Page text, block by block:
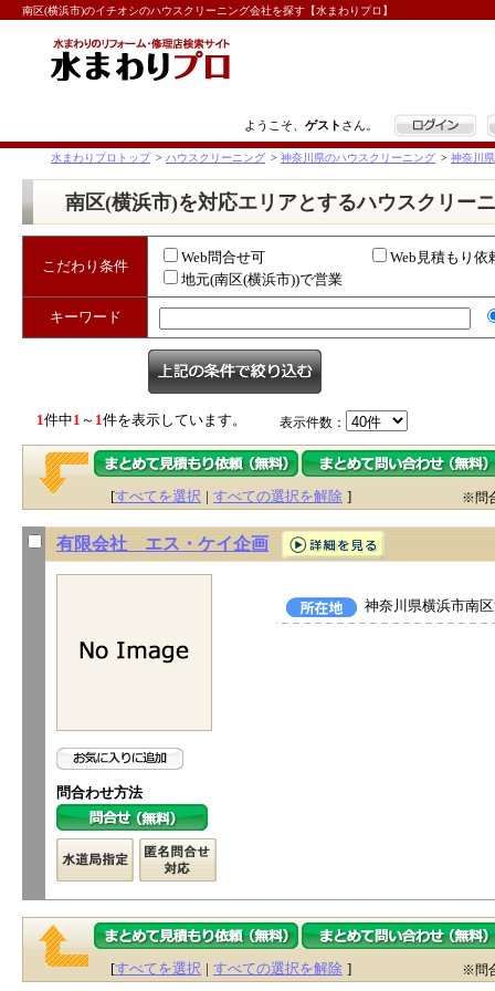
南区(横浜市)のイチオシのハウスクリーニング会社を探す【水まわりプロ】
ようこそ、 ゲスト さん。 ログイン
水まわりプロトップ > ハウスクリーニング > 神奈川県のハウスクリーニング > 神奈川
南区(横浜市)を対応エリアとするハウスクリー
こだわり条件
Web問合せ可
Web見積もり依
地元(南区(横浜市))で営業
キーワード
1件中1 ～ 1件を表示しています。 表示件数：
[すべてを選択 | すべての選択を解除 ] ※問
有限会社 エス・ケイ企画
問合わせ方法
神奈川県横浜市南
[すべてを選択 | すべての選択を解除 ] ※問